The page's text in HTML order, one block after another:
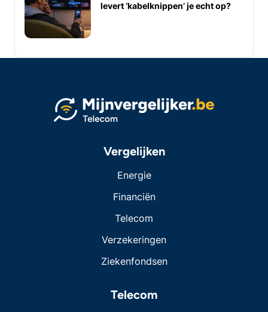
levert ‘kabelknippen’ je echt op?
Vergelijken
Energie
Financiën
Telecom
Verzekeringen
Ziekenfondsen
Telecom